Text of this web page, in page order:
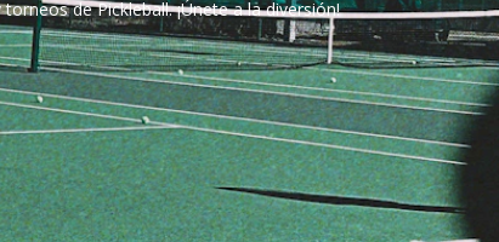
de Pickleball. ¡Únete a la diversión!